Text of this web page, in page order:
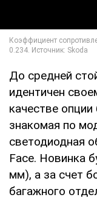
До средней
идентичен
качестве
знакомая по
светодиодная
Face. Новинка
мм), а за счет
багажного